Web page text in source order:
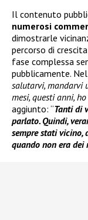
Il contenuto
numerosi
dimostrarle
percorso di
fase complessa
pubblicamente.
salutarvi, mandarvi
mesi, questi anni,
aggiunto: “Tanti di
parlato. Quindi,
sempre stati vicino,
quando non era dei